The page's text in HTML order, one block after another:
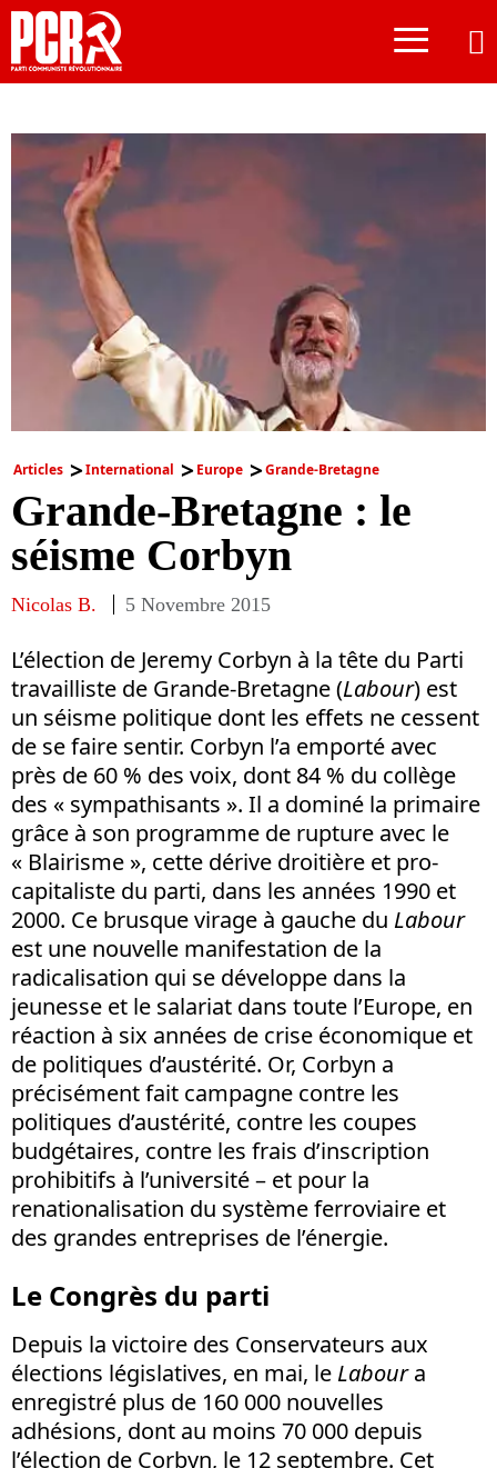
≡
Articles International Europe Grande-Bretagne
Grande-Bretagne : le
séisme Corbyn
Nicolas B. 5 Novembre 2015
L’élection de Jeremy Corbyn à la tête du Parti
travailliste de Grande-Bretagne (Labour) est
un séisme politique dont les effets ne cessent
de se faire sentir. Corbyn l’a emporté avec
près de 60 % des voix, dont 84 % du collège
des « sympathisants ». Il a dominé la primaire
grâce à son programme de rupture avec le
« Blairisme », cette dérive droitière et pro-
capitaliste du parti, dans les années 1990 et
2000. Ce brusque virage à gauche du Labour
est une nouvelle manifestation de la
radicalisation qui se développe dans la
jeunesse et le salariat dans toute l’Europe, en
réaction à six années de crise économique et
de politiques d’austérité. Or, Corbyn a
précisément fait campagne contre les
politiques d’austérité, contre les coupes
budgétaires, contre les frais d’inscription
prohibitifs à l’université – et pour la
renationalisation du système ferroviaire et
des grandes entreprises de l’énergie.
Le Congrès du parti
Depuis la victoire des Conservateurs aux
élections législatives, en mai, le Laboura
enregistré plus de 160 000 nouvelles
adhésions, dont au moins 70 000 depuis
l’élection de Corbyn, le 12 septembre. Cet